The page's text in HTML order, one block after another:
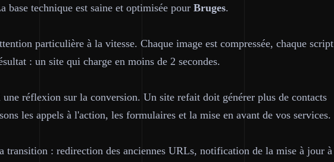
base technique est saine et optimisée pour Bruges.
particulière à la vitesse. Chaque image est compressée, chaque script
: un site qui charge en moins de 2 secondes.
réflexion sur la conversion. Un site refait doit générer plus de contacts
les appels à l'action, les formulaires et la mise en avant de vos services.
transition : redirection des anciennes URLs, notification de la mise à jour à